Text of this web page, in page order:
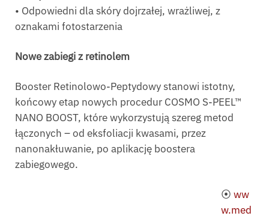
• Odpowiedni dla skóry dojrzałej, wrażliwej, z
oznakami fotostarzenia
Nowe zabiegi z retinolem
Booster Retinolowo-Peptydowy stanowi istotny,
końcowy etap nowych procedur COSMO S-PEEL™
NANO BOOST, które wykorzystują szereg metod
łączonych – od eksfoliacji kwasami, przez
nanonakłuwanie, po aplikację boostera
zabiegowego.
⦿ ww
w.med